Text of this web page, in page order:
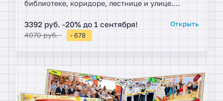
библиотеке, коридоре, лестнице и улице.
коллективные фотографии с лучшими
мгновениями друзей права учебной жизни.
3392 руб. -20% до 1 сентября!
4070 руб. - 678
Открыть